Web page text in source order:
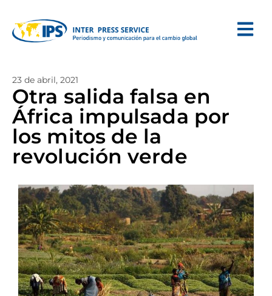
23 de abril, 2021
Otra salida falsa en
África impulsada por
los mitos de la
revolución verde